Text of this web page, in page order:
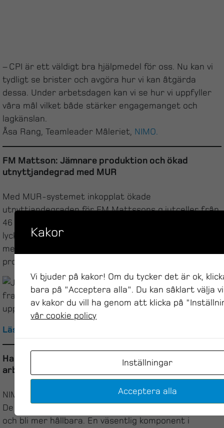
– CPI är ett väldigt bra hjälpmedel för oss. Nu kan vi
tydligt se brister och avgöra hur vi kan åtgärda
dessa. Under arbetsdagen kan vi se hur vi uppfyller
våra mål vilket både stärker engagemanget och
lagkänslan.
Åsa Rang, Teamleader Måleriet, NIMO.
FM Mattson: Jämnare produktion och ökad
utnyttjandegrad med MUR
Med MUR-systemet inkopplat ökade
utnyttjandegraden för FM Mattssons gjutceller från
46 procent till 73 procent på sex månader. Efter ett
lyckat pilotprojekt infördes produktionsuppföljning
med MUR produktionsuppföljningsystem på övriga
produktionsavdelningar vid FM Matsson i Mora.
Läs mer
Halverad energiförbrukning och dubblerad
arbetsglädje med MUR & CPI
NIMO i Hova är världens största torkskåpstillverkare.
De strävar ständigt efter att förbättra produktionen
och bli mer hållbara. En väsentlig komponent i
Kakor
Vi bjuder på kakor! Om du tycker det är ok,
bara på "Acceptera alla". Du kan såklart välja
av kakor du vill ha genom att klicka på
vår cookie policy
Inställningar
Acceptera alla